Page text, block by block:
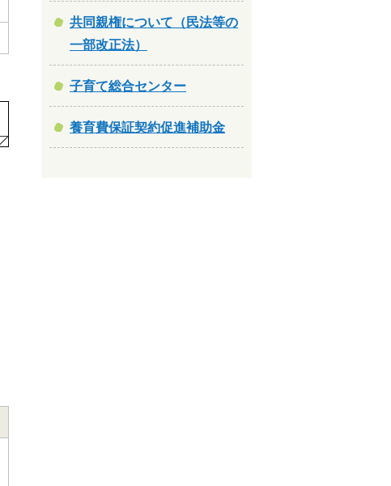
共同親権について（民法等の
一部改正法）
子育て総合センター
養育費保証契約促進補助金